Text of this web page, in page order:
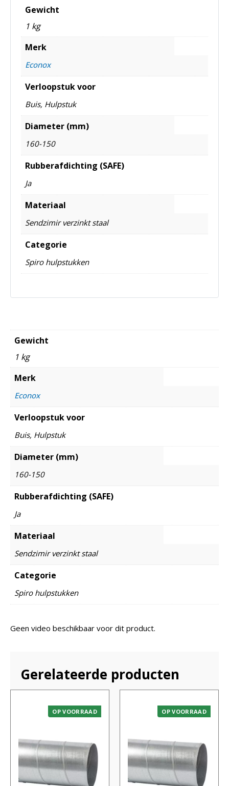
Gewicht
1 kg
Merk
Econox
Verloopstuk voor
Buis, Hulpstuk
Diameter (mm)
160-150
Rubberafdichting (SAFE)
Ja
Materiaal
Sendzimir verzinkt staal
Categorie
Spiro hulpstukken
Gewicht
1 kg
Merk
Econox
Verloopstuk voor
Buis, Hulpstuk
Diameter (mm)
160-150
Rubberafdichting (SAFE)
Ja
Materiaal
Sendzimir verzinkt staal
Categorie
Spiro hulpstukken
Geen video beschikbaar voor dit product.
Gerelateerde producten
OP VOORRAAD OP VOORRAAD